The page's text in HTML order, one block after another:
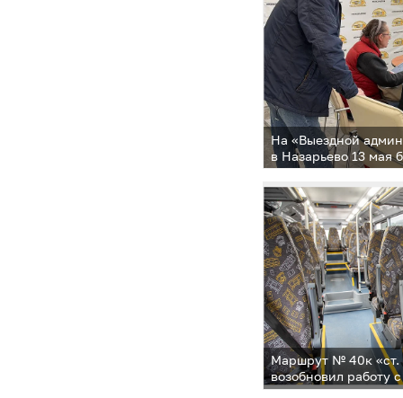
На «Выездной
в Назарьево 13 мая
обращения 40
Маршрут № 40к «ст.
возобновил работу